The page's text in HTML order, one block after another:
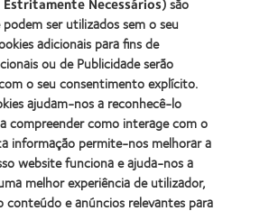
(ML
100)
Award
(2012)
about
Prémio
da
Industria
da
BCLA
de contacto
lentes
ser utilizados sem o seu
adicionais para fins de
ou de Publicidade serão
o seu consentimento explícito.
ajudam-nos a reconhecê-lo
compreender como interage com o
informação permite-nos melhorar a
website funciona e ajuda-nos a
melhor experiência de utilizador,
conteúdo e anúncios relevantes para